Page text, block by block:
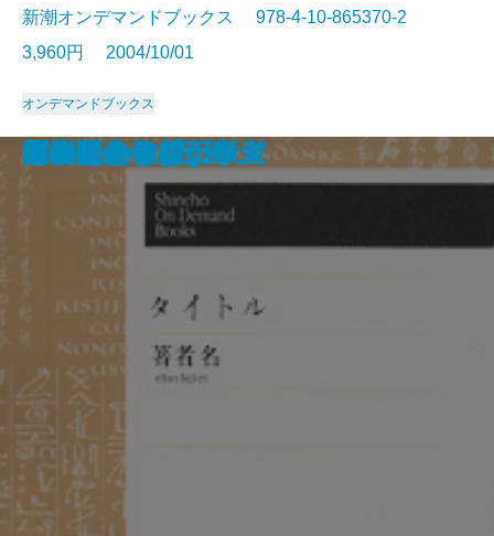
助左衛門四代記
食卓のない家(上)
食卓のない家(下)
幾松という女
ノンちゃんの冒険
ファーストレディ(上)
ファーストレディ(下)
女面
天馬の歌 松下幸之助
梅雨将軍信長
新潮オンデマンドブックス 978-4-10-865370-2
3,960円 2004/10/01
オンデマンドブックス
陽のあたらない坂道
この三十年の日本人
ピエロの歌
鍵のかかる棺(上)
鍵のかかる棺(下)
亀裂
鯨の絵巻
果樹園のセレナーデ
不信のとき(上)
不信のとき(下)